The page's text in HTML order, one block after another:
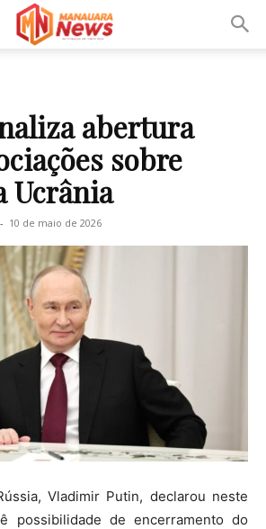
abertura
sobre
Ucrânia
- 10 de maio de 2026
,Vladimir Putin, declarou neste
possibilidade de encerramento do